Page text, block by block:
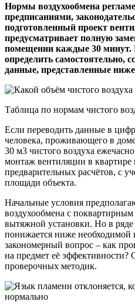
Нормы воздухообмена
предписаниями,
подготовленный проект
предусматривает полную
помещении каждые 30 минут.
определить самостоятельно,
данные, представленные
Таблица по нормам чистого
Если переводить данные в
человека, проживающего в
30 м3 чистого воздуха
монтаж вентиляции в квартире
предварительных расчётов, с
площади объекта.
Начальные условия
воздухообмена с
вытяжной установки. Но в
понижается ниже необходимой
закономерный вопрос – как
на предмет её эффективности?
проверочных методик.